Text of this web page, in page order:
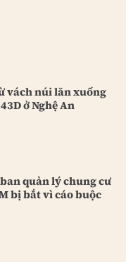
vách núi lăn xuống
ở Nghệ An
quản lý chung cư
bị bắt vì cáo buộc